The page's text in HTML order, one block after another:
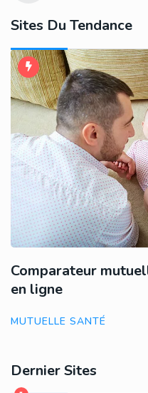
Sites Du Tendance
Comparateur
en ligne
MUTUELLE SANTÉ
Dernier Sites